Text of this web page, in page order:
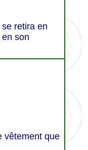
retira en
son
vêtement que